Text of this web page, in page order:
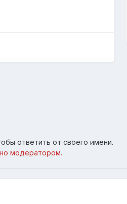
ответить от своего имени.
модератором.